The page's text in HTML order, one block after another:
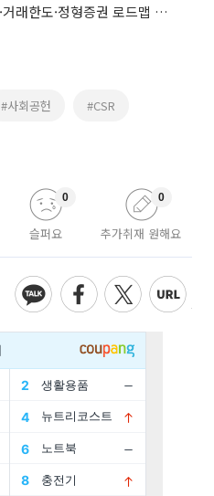
STO 하위법규 예상안, 풀링·거래한도·정형증권 로드맵 제시
#사회공헌 #CSR
슬퍼요
0
추가취재 원해요
0